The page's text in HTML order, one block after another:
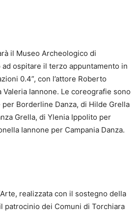
il Museo Archeologico di
ad ospitare il terzo appuntamento in
0.4”, con l’attore Roberto
Valeria Iannone. Le coreografie sono
Borderline Danza, di Hilde Grella
Grella, di Ylenia Ippolito per
Iannone per Campania Danza.
realizzata con il sostegno della
patrocinio dei Comuni di Torchiara